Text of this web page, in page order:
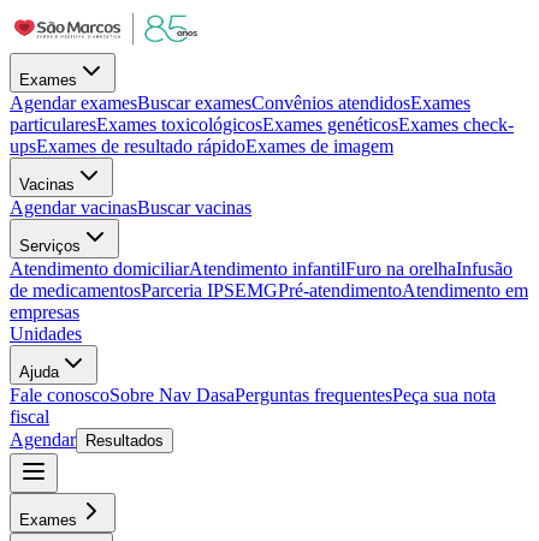
Exames
Agendar examesBuscar examesConvênios atendidosExames
particularesExames toxicológicosExames genéticosExames check-
upsExames de resultado rápidoExames de imagem
Vacinas
Agendar vacinasBuscar vacinas
Serviços
Atendimento domiciliarAtendimento infantilFuro na orelhaInfusão
de medicamentosParceria IPSEMGPré-atendimentoAtendimento em
empresas
Unidades
Ajuda
Fale conoscoSobre Nav DasaPerguntas frequentesPeça sua nota
fiscal
Agendar
Resultados
Exames